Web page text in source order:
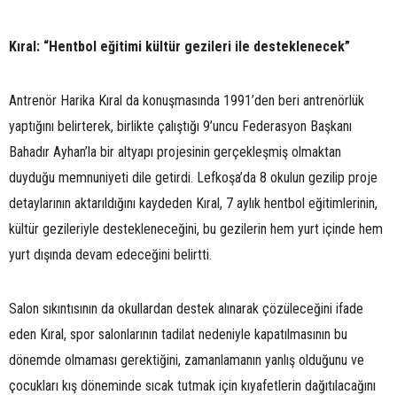
Kıral: “Hentbol eğitimi kültür gezileri ile desteklenecek”
Antrenör Harika Kıral da konuşmasında 1991’den beri antrenörlük
yaptığını belirterek, birlikte çalıştığı 9’uncu Federasyon Başkanı
Bahadır Ayhan’la bir altyapı projesinin gerçekleşmiş olmaktan
duyduğu memnuniyeti dile getirdi. Lefkoşa’da 8 okulun gezilip proje
detaylarının aktarıldığını kaydeden Kıral, 7 aylık hentbol eğitimlerinin,
kültür gezileriyle destekleneceğini, bu gezilerin hem yurt içinde hem
yurt dışında devam edeceğini belirtti.
Salon sıkıntısının da okullardan destek alınarak çözüleceğini ifade
eden Kıral, spor salonlarının tadilat nedeniyle kapatılmasının bu
dönemde olmaması gerektiğini, zamanlamanın yanlış olduğunu ve
çocukları kış döneminde sıcak tutmak için kıyafetlerin dağıtılacağını